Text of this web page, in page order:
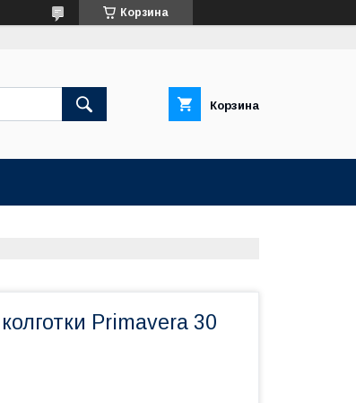
Корзина
Корзина
Primavera 30